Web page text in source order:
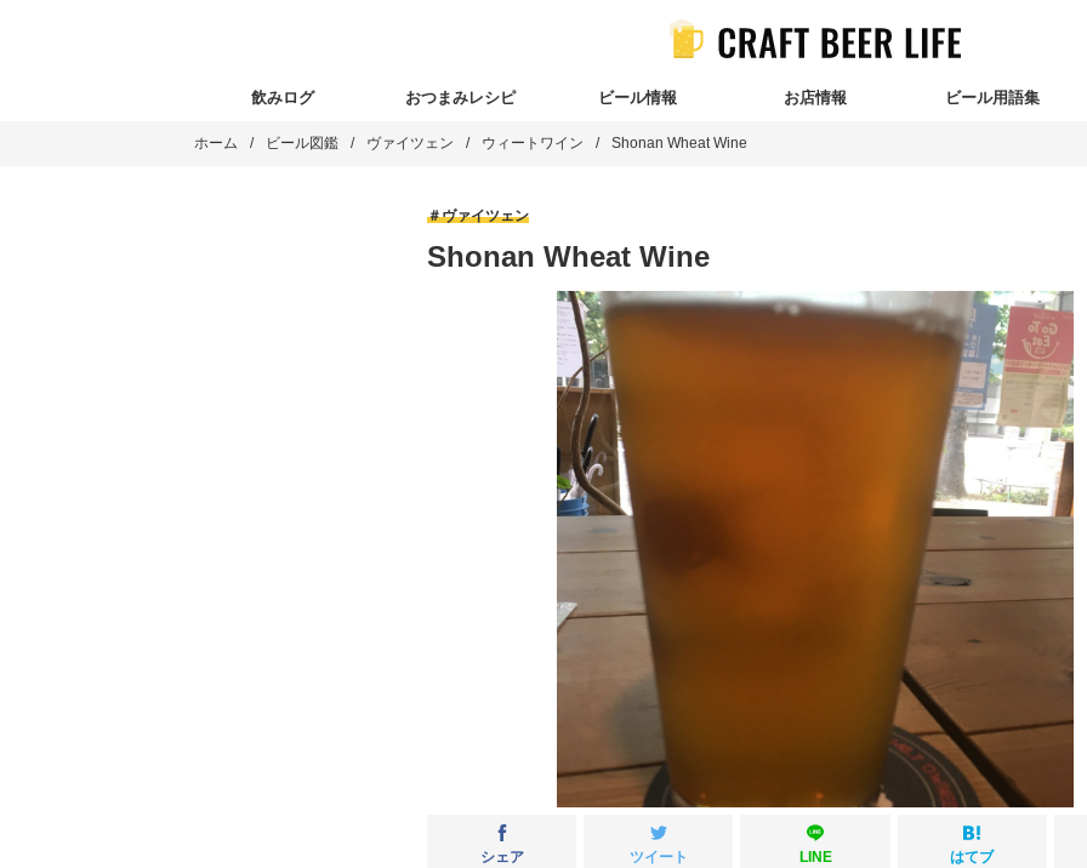
飲みログ おつまみレシピ ビール情報 お店情報 ビール用語集
ホーム ビール図鑑 ヴァイツェン ウィートワイン Shonan Wheat Wine
ヴァイツェン
Shonan Wheat Wine
シェア ツイート LINE はてブ